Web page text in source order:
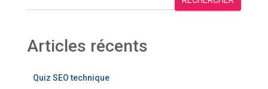
Articles récents
Quiz SEO technique